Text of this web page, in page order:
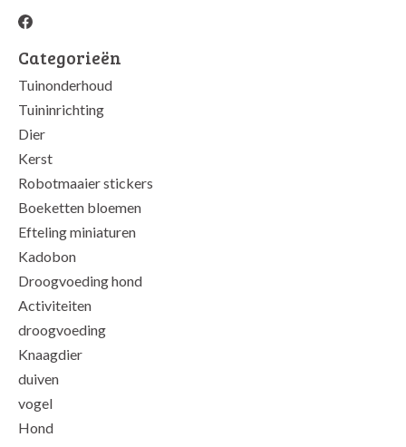
Categorieën
Tuinonderhoud
Tuininrichting
Dier
Kerst
Robotmaaier stickers
Boeketten bloemen
Efteling miniaturen
Kadobon
Droogvoeding hond
Activiteiten
droogvoeding
Knaagdier
duiven
vogel
Hond